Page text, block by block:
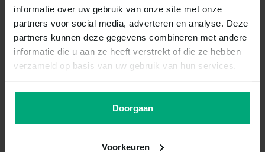
informatie over uw gebruik van onze site met onze
partners voor social media, adverteren en analyse. Deze
partners kunnen deze gegevens combineren met andere
informatie die u aan ze heeft verstrekt of die ze hebben
verzameld op basis van uw gebruik van hun services.
Doorgaan
Voorkeuren
Recent bekeken